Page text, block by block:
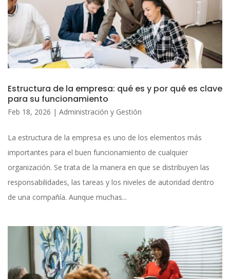
Estructura de la empresa: qué es y por qué es clave
para su funcionamiento
Feb 18, 2026 | Administración y Gestión
La estructura de la empresa es uno de los elementos más
importantes para el buen funcionamiento de cualquier
organización. Se trata de la manera en que se distribuyen las
responsabilidades, las tareas y los niveles de autoridad dentro
de una compañía. Aunque muchas...